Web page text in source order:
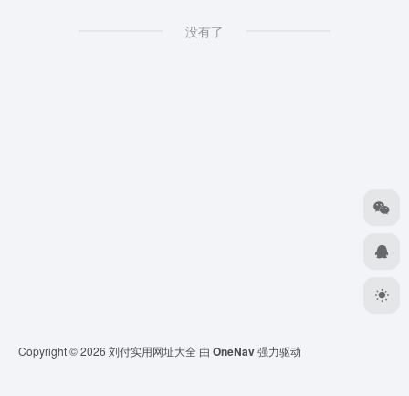
没有了
Copyright © 2026 刘付实用网址大全 由 OneNav强力驱动